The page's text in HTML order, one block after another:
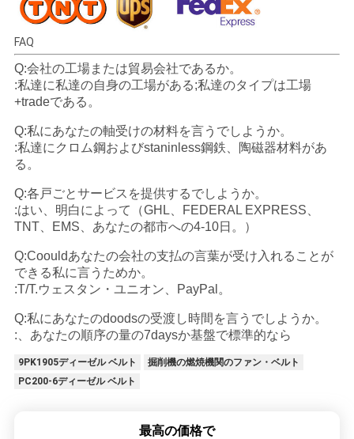
FAQ
Q:会社の工場または貿易会社であるか。
:私達に私達の自身の工場がある;私達のタイプは工場
+tradeである。
Q:私にあなたの軸受けの材料を言うでしようか。
:私達にクロム鋼およびstaninless鋼鉄、陶磁器材料があ
る。
Q:各戸ごとサービスを提供するでしようか。
:はい、明白によって（GHL、FEDERAL EXPRESS、
TNT、EMS、あなたの都市への4-10日。）
Q:Coouldあなたの会社の支払の言葉が受け入れることが
できる私に言うためか。
:T/T.ウェスタン・ユニオン、PayPal。
Q:私にあなたのdoodsの受渡し時間を言うでしようか。
:、あなたの順序の量の7daysか基盤で標準的なら
9PK1905ディーゼル ベルト
掘削機の燃焼機関のファン・ベルト
PC200-6ディーゼル ベルト
最高の価格で